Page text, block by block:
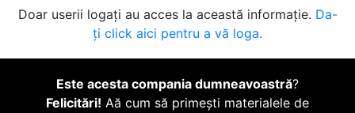
Doar userii logați au acces la această informație. Da-
ți click aici pentru a vă loga.
Este acesta compania dumneavoastră?
Felicitări! Aă cum să primești materialele de